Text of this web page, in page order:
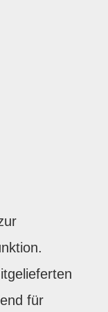
für